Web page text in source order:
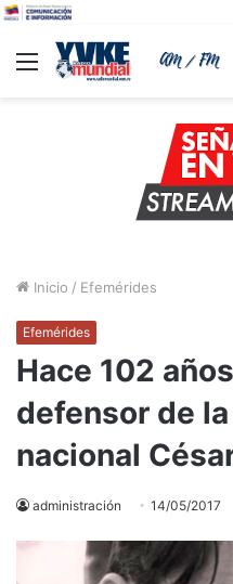
Menu
Inicio / Efemérides
Efemérides
Hace 102
defensor de
nacional
administración 14/05/2017